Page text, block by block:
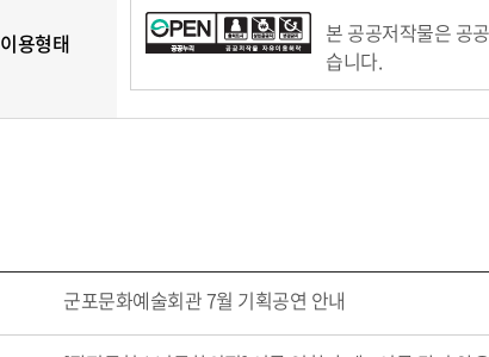
용형태 본 공공저작물은 공
습니다.
군포문화예술회관 7월 기획공연 안내